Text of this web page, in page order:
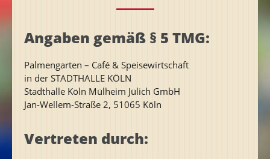
Angaben gemäß § 5 TMG:
Palmengarten – Café & Speisewirtschaft
in der STADTHALLE KÖLN
Stadthalle Köln Mülheim Jülich GmbH
Jan-Wellem-Straße 2, 51065 Köln
Vertreten durch: